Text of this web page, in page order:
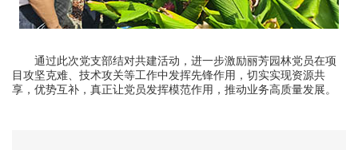
通过此次党支部结对共建活动，进一步激励丽芳园林党员在项
目攻坚克难、技术攻关等工作中发挥先锋作用，切实实现资源共
享，优势互补，真正让党员发挥模范作用，推动业务高质量发展。